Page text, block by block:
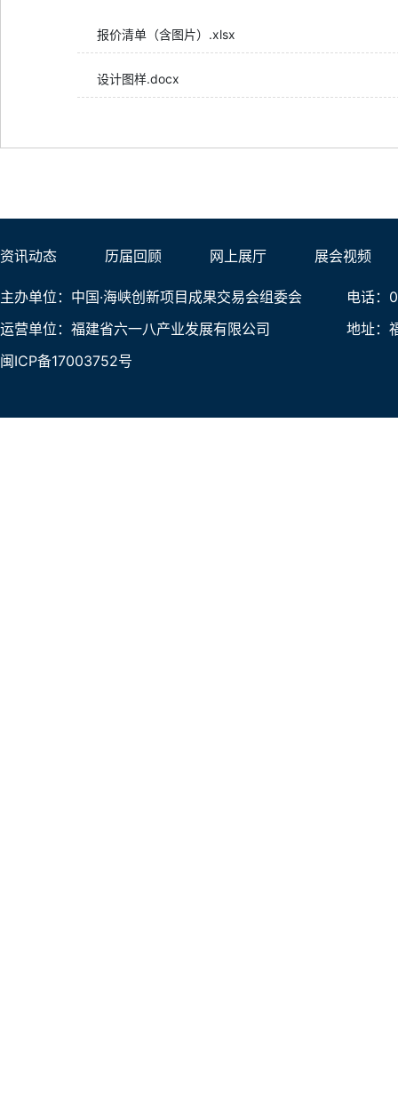
报价清单（含图片）.xlsx
设计图样.docx
资讯动态 历届回顾 网上展厅 展会视频
主办单位：中国·海峡创新项目成果交易会组委会
运营单位：福建省六一八产业发展有限公司
闽ICP备17003752号
电话：
地址：